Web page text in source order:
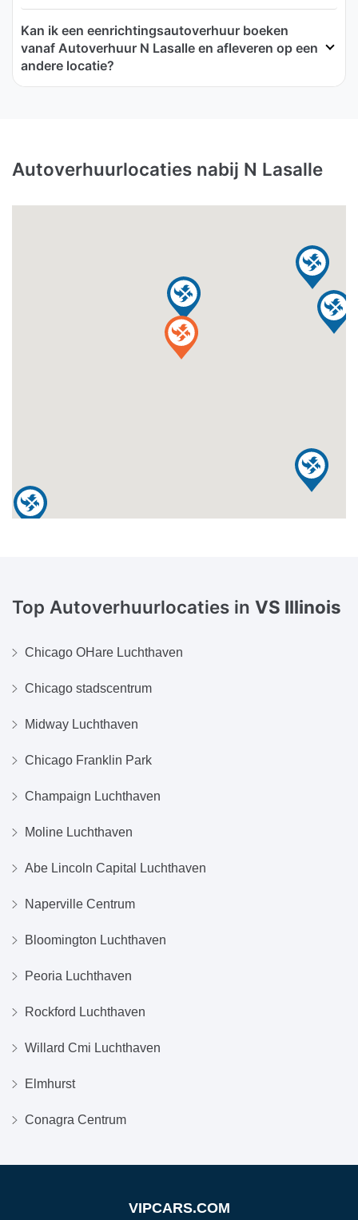
Kan ik een eenrichtingsautoverhuur boeken
vanaf Autoverhuur N Lasalle en afleveren op een
andere locatie?
Autoverhuurlocaties nabij N Lasalle
Top Autoverhuurlocaties in VS Illinois
Chicago OHare Luchthaven
Chicago stadscentrum
Midway Luchthaven
Chicago Franklin Park
Champaign Luchthaven
Moline Luchthaven
Abe Lincoln Capital Luchthaven
Naperville Centrum
Bloomington Luchthaven
Peoria Luchthaven
Rockford Luchthaven
Willard Cmi Luchthaven
Elmhurst
Conagra Centrum
VIPCARS.COM